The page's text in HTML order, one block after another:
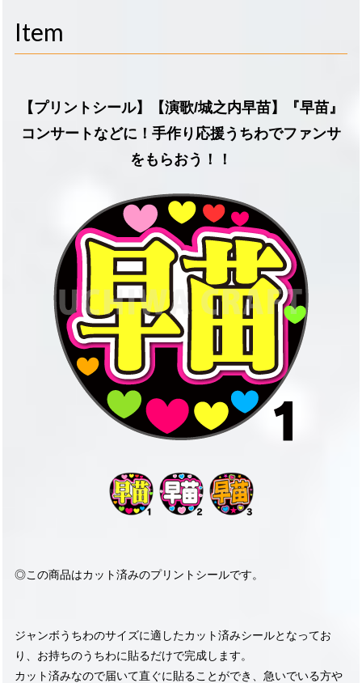
Item
【プリントシール】【演歌/城之内早苗】『早苗』
コンサートなどに！手作り応援うちわでファンサ
をもらおう！！
◎この商品はカット済みのプリントシールです。
ジャンボうちわのサイズに適したカット済みシールとなってお
り、お持ちのうちわに貼るだけで完成します。
カット済みなので届いて直ぐに貼ることができ、急いでいる方や